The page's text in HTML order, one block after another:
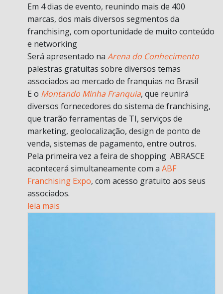
Em 4 dias de evento, reunindo mais de 400
marcas, dos mais diversos segmentos da
franchising, com oportunidade de muito conteúdo
e networking
Será apresentado na Arena do Conhecimento
palestras gratuitas sobre diversos temas
associados ao mercado de franquias no Brasil
E o Montando Minha Franquia, que reunirá
diversos fornecedores do sistema de franchising,
que trarão ferramentas de TI, serviços de
marketing, geolocalização, design de ponto de
venda, sistemas de pagamento, entre outros.
Pela primeira vez a feira de shopping ABRASCE
acontecerá simultaneamente com a ABF
Franchising Expo, com acesso gratuito aos seus
associados.
leia mais